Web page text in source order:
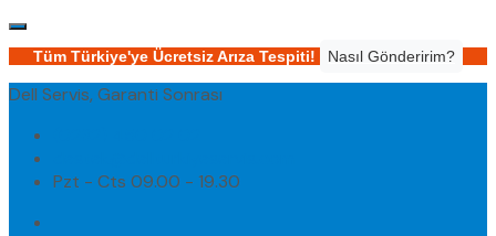
Tüm Türkiye'ye Ücretsiz Arıza Tespiti! Nasıl Gönderirim?
Dell Servis, Garanti Sonrası
Pzt - Cts 09.00 - 19.30